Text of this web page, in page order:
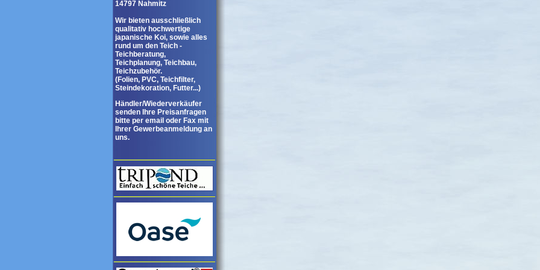
14797 Nahmitz
Wir bieten ausschließlich
qualitativ hochwertige
japanische Koi, sowie alles
rund um den Teich -
Teichberatung,
Teichplanung, Teichbau,
Teichzubehör.
(Folien, PVC, Teichfilter,
Steindekoration, Futter...)
Händler/Wiederverkäufer
senden Ihre Preisanfragen
bitte per email oder Fax mit
Ihrer Gewerbeanmeldung an
uns.